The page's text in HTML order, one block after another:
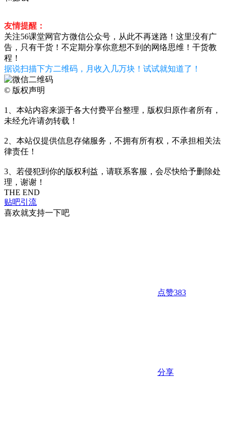
友情提醒：
关注56课堂网官方微信公众号，从此不再迷路！这里没有广
告，只有干货！不定期分享你意想不到的网络思维！干货教
程！
据说扫描下方二维码，月收入几万块！试试就知道了！
© 版权声明
1、本站内容来源于各大付费平台整理，版权归原作者所有，
未经允许请勿转载！
2、本站仅提供信息存储服务，不拥有所有权，不承担相关法
律责任！
3、若侵犯到你的版权利益，请联系客服，会尽快给予删除处
理，谢谢！
THE END
贴吧引流
喜欢就支持一下吧
点赞383
分享